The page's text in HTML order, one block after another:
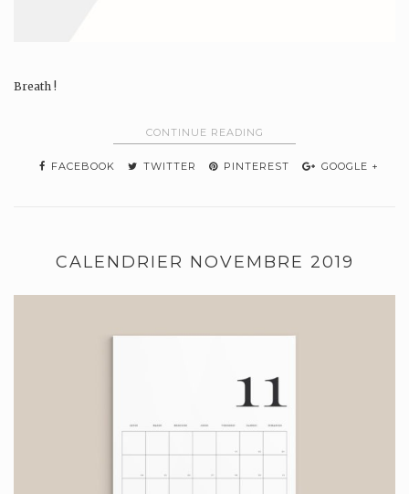
Breath !
CONTINUE READING
FACEBOOK TWITTER PINTEREST GOOGLE +
CALENDRIER NOVEMBRE 2019